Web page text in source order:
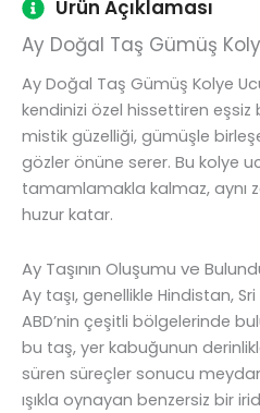
Ürün Açıklaması
Ay Doğal Taş Gümüş
Ay Doğal Taş Gümüş Kolye
kendinizi özel hissettiren eşsiz
mistik güzelliği, gümüşle
gözler önüne serer. Bu kolye
tamamlamakla kalmaz, aynı
huzur katar.
Ay Taşının Oluşumu ve
Ay taşı, genellikle Hindistan,
ABD’nin çeşitli bölgelerinde
bu taş, yer kabuğunun
süren süreçler sonucu
ışıkla oynayan benzersiz bir